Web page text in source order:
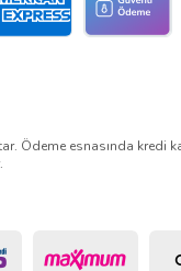
Ödeme esnasında kredi